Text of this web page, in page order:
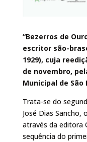
“Bezerros de
escritor são-
1929), cuja
de novembro,
Municipal de
Trata-se do
José Dias Sancho,
através da editora
sequência do